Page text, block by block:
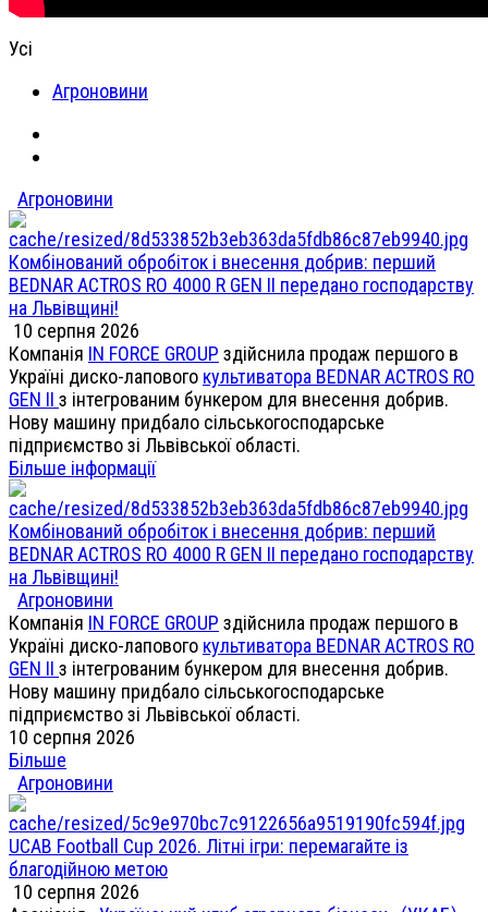
Усі
Агроновини
Агроновини
Комбінований обробіток і внесення добрив: перший
BEDNAR ACTROS RO 4000 R GEN II передано господарству
на Львівщині!
10 серпня 2026
Компанія IN FORCE GROUP здійснила продаж першого в
Україні диско-лапового культиватора BEDNAR ACTROS RO
GEN II з інтегрованим бункером для внесення добрив.
Нову машину придбало сільськогосподарське
підприємство зі Львівської області.
Більше інформації
Комбінований обробіток і внесення добрив: перший
BEDNAR ACTROS RO 4000 R GEN II передано господарству
на Львівщині!
Агроновини
Компанія IN FORCE GROUP здійснила продаж першого в
Україні диско-лапового культиватора BEDNAR ACTROS RO
GEN II з інтегрованим бункером для внесення добрив.
Нову машину придбало сільськогосподарське
підприємство зі Львівської області.
10 серпня 2026
Більше
Агроновини
UCAB Football Cup 2026. Літні ігри: перемагайте із
благодійною метою
10 серпня 2026